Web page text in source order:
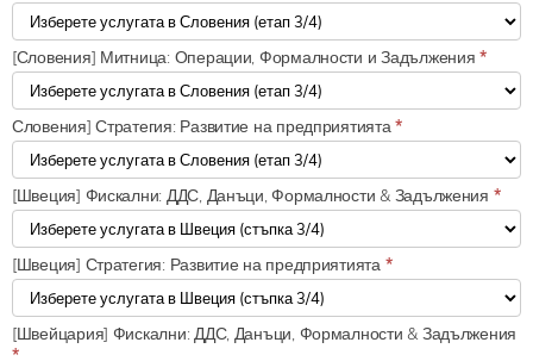
[Словения] Митница: Операции, Формалности и Задължения*
Словения] Стратегия: Развитие на предприятията*
[Швеция] Фискални: ДДС, Данъци, Формалности & Задължения *
[Швеция] Стратегия: Развитие на предприятията *
[Швейцария] Фискални: ДДС, Данъци, Формалности & Задължения
*